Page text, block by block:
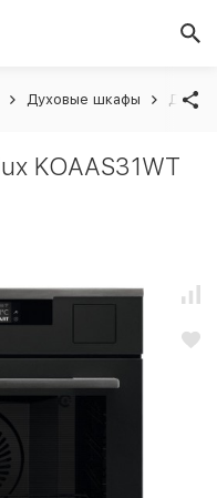
Духовые шкафы
KOAAS31WT